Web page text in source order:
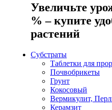
Увеличьте
% – купите
растений
Субстраты
Таблетки для
Почвобрикеты
Грунт
Кокосовый
Вермикулит,
Керамзит